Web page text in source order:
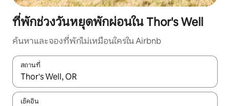
ที่พักช่วงวันหยุดพักผ่อนใน Thor's Well
ค้นหาและจองที่พักไม่เหมือนใครใน Airbnb
สถานที่
ใช้ลูกศรขึ้นลง หรือใช้การสัมผัสหรือปัด เพื่อสำรวจผลการค้นหา
เช็คอิน